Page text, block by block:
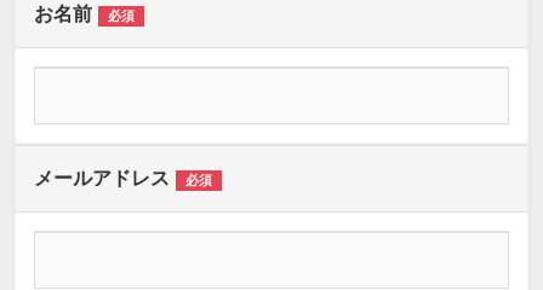
お名前 必須
メールアドレス 必須